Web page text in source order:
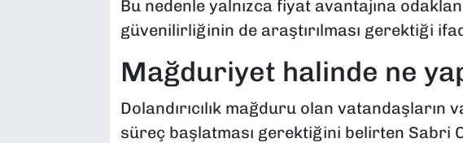
Bu nedenle yalnızca fiyat avantajına
güvenilirliğinin de araştırılması gerektiği
Mağduriyet halinde ne
Dolandırıcılık mağduru olan vatandaşların
süreç başlatması gerektiğini belirten Sabri